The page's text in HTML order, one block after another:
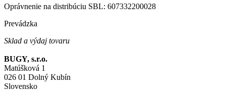
Oprávnenie na distribúciu SBL: 607332200028
Prevádzka
Sklad a výdaj tovaru
BUGY, s.r.o.
Matúšková 1
026 01 Dolný Kubín
Slovensko